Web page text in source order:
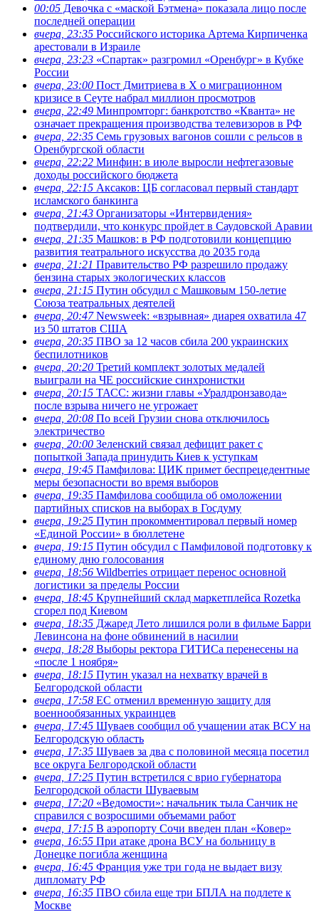
00:05 Девочка с «маской Бэтмена» показала лицо после
последней операции
вчера, 23:35 Российского историка Артема Кирпиченка
арестовали в Израиле
вчера, 23:23 «Спартак» разгромил «Оренбург» в Кубке
России
вчера, 23:00 Пост Дмитриева в X о миграционном
кризисе в Сеуте набрал миллион просмотров
вчера, 22:49 Минпромторг: банкротство «Кванта» не
означает прекращения производства телевизоров в РФ
вчера, 22:35 Семь грузовых вагонов сошли с рельсов в
Оренбургской области
вчера, 22:22 Минфин: в июле выросли нефтегазовые
доходы российского бюджета
вчера, 22:15 Аксаков: ЦБ согласовал первый стандарт
исламского банкинга
вчера, 21:43 Организаторы «Интервидения»
подтвердили, что конкурс пройдет в Саудовской Аравии
вчера, 21:35 Машков: в РФ подготовили концепцию
развития театрального искусства до 2035 года
вчера, 21:21 Правительство РФ разрешило продажу
бензина старых экологических классов
вчера, 21:15 Путин обсудил с Машковым 150-летие
Союза театральных деятелей
вчера, 20:47Newsweek: «взрывная» диарея охватила 47
из 50 штатов США
вчера, 20:35 ПВО за 12 часов сбила 200 украинских
беспилотников
вчера, 20:20 Третий комплект золотых медалей
выиграли на ЧЕ российские синхронистки
вчера, 20:15 ТАСС: жизни главы «Уралдронзавода»
после взрыва ничего не угрожает
вчера, 20:08 По всей Грузии снова отключилось
электричество
вчера, 20:00 Зеленский связал дефицит ракет с
попыткой Запада принудить Киев к уступкам
вчера, 19:45 Памфилова: ЦИК примет беспрецедентные
меры безопасности во время выборов
вчера, 19:35 Памфилова сообщила об омоложении
партийных списков на выборах в Госдуму
вчера, 19:25 Путин прокомментировал первый номер
«Единой России» в бюллетене
вчера, 19:15 Путин обсудил с Памфиловой подготовку к
единому дню голосования
вчера, 18:56 Wildberries отрицает перенос основной
логистики за пределы России
вчера, 18:45 Крупнейший склад маркетплейса Rozetka
сгорел под Киевом
вчера, 18:35 Джаред Лето лишился роли в фильме Барри
Левинсона на фоне обвинений в насилии
вчера, 18:28 Выборы ректора ГИТИСа перенесены на
«после 1 ноября»
вчера, 18:15 Путин указал на нехватку врачей в
Белгородской области
вчера, 17:58 ЕС отменил временную защиту для
военнообязанных украинцев
вчера, 17:45 Шуваев сообщил об учащении атак ВСУ на
Белгородскую область
вчера, 17:35 Шуваев за два с половиной месяца посетил
все округа Белгородской области
вчера, 17:25 Путин встретился с врио губернатора
Белгородской области Шуваевым
вчера, 17:20 «Ведомости»: начальник тыла Санчик не
справился с возросшими объемами работ
вчера, 17:15 В аэропорту Сочи введен план «Ковер»
вчера, 16:55 При атаке дрона ВСУ на больницу в
Донецке погибла женщина
вчера, 16:45 Франция уже три года не выдает визу
дипломату РФ
вчера, 16:35 ПВО сбила еще три БПЛА на подлете к
Москве